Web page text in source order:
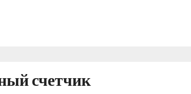
счетчик